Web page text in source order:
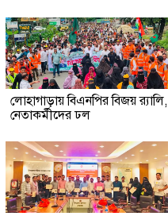
লোহাগাড়ায় বিএনপির বিজয় র‍্যালি,
নেতাকর্মীদের ঢল